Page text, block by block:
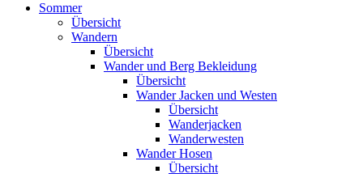
Sommer
Übersicht
Wandern
Übersicht
Wander und Berg Bekleidung
Übersicht
Wander Jacken und Westen
Übersicht
Wanderjacken
Wanderwesten
Wander Hosen
Übersicht